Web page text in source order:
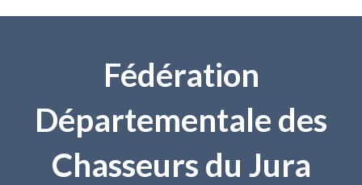
Fédération
Départementale des
Chasseurs du Jura